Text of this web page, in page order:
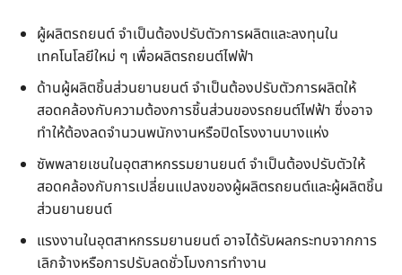
ผู้ผลิตรถยนต์ จำเป็นต้องปรับตัวการผลิตและลงทุนใน
เทคโนโลยีใหม่ ๆ เพื่อผลิตรถยนต์ไฟฟ้า
ด้านผู้ผลิตชิ้นส่วนยานยนต์ จำเป็นต้องปรับตัวการผลิตให้
สอดคล้องกับความต้องการชิ้นส่วนของรถยนต์ไฟฟ้า ซึ่งอาจ
ทำให้ต้องลดจำนวนพนักงานหรือปิดโรงงานบางแห่ง
ซัพพลายเชนในอุตสาหกรรมยานยนต์ จำเป็นต้องปรับตัวให้
สอดคล้องกับการเปลี่ยนแปลงของผู้ผลิตรถยนต์และผู้ผลิตชิ้น
ส่วนยานยนต์
แรงงานในอุตสาหกรรมยานยนต์ อาจได้รับผลกระทบจากการ
เลิกจ้างหรือการปรับลดชั่วโมงการทำงาน